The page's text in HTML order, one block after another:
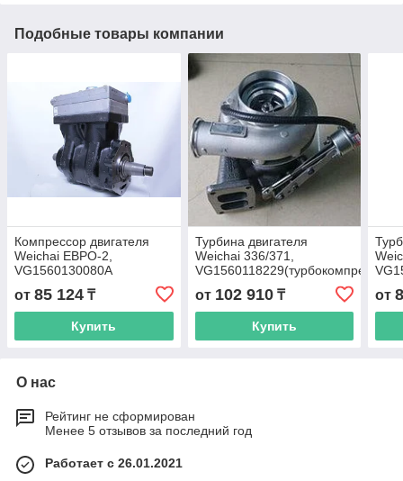
Подобные товары компании
Компрессор двигателя
Weichai ЕВРО-2,
VG1560130080A
от 85 124 ₸
Купить
Турбина двигателя
Weichai 336/371,
VG1560118229(турбокомпрессор)
от 102 910₸
Купить
от
О нас
Рейтинг не сформирован
Менее 5 отзывов за последний год
Работает с 26.01.2021